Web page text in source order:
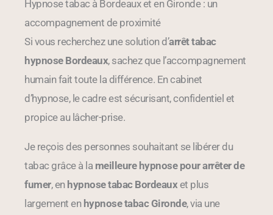
Hypnose tabac à Bordeaux et en Gironde : un
accompagnement de proximité
Si vous recherchez une solution d’arrêt tabac
hypnose Bordeaux, sachez que l’accompagnement
humain fait toute la différence. En cabinet
d’hypnose, le cadre est sécurisant, confidentiel et
propice au lâcher-prise.
Je reçois des personnes souhaitant se libérer du
tabac grâce à la meilleure hypnose pour arrêter de
fumer, en hypnose tabac Bordeaux et plus
largement en hypnose tabac Gironde, via une